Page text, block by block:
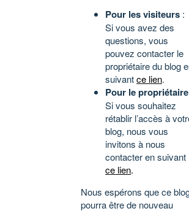
Pour les visiteurs :
Si vous avez des
questions, vous
pouvez contacter le
propriétaire du blog
suivantce lien.
Pour le propriétaire
Si vous souhaitez
rétablir l’accès à
blog, nous vous
invitons à nous
contacter en suivant
ce lien.
Nous espérons que ce
pourra être de nouveau